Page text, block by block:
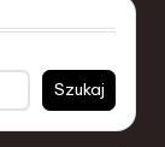
Szukaj